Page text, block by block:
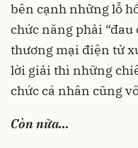
bên cạnh những lỗ
chức năng phải
thương mại điện tử
lời giải thì những
chức cá nhân cũng
Còn nữa…